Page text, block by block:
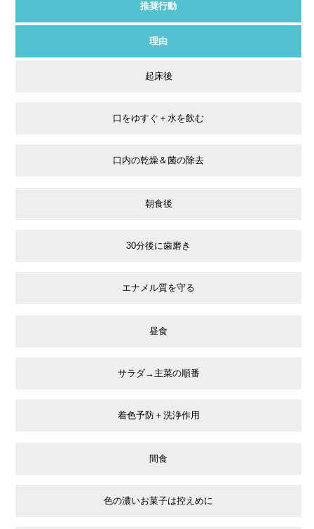
推奨行動
理由
起床後
口をゆすぐ＋水を飲む
口内の乾燥＆菌の除去
朝食後
30分後に歯磨き
エナメル質を守る
昼食
サラダ→主菜の順番
着色予防＋洗浄作用
間食
色の濃いお菓子は控えめに